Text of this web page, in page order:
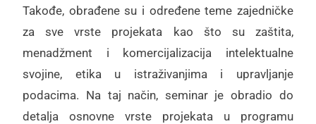
Takođe, obrađene su i određene teme zajedničke
za sve vrste projekata kao što su zaštita,
menadžment i komercijalizacija intelektualne
svojine, etika u istraživanjima i upravljanje
podacima. Na taj način, seminar je obradio do
detalja osnovne vrste projekata u programu